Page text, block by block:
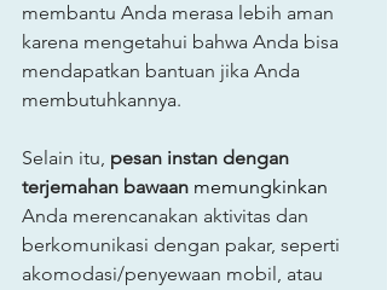
membantu Anda merasa lebih aman
karena mengetahui bahwa Anda bisa
mendapatkan bantuan jika Anda
membutuhkannya.
Selain itu, pesan instan dengan
terjemahan bawaan memungkinkan
Anda merencanakan aktivitas dan
berkomunikasi dengan pakar, seperti
akomodasi/penyewaan mobil, atau